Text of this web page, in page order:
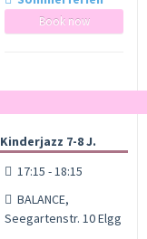
Book now
Kinderjazz 7-8 J.
17:15 - 18:15
BALANCE,
Seegartenstr. 10 Elgg